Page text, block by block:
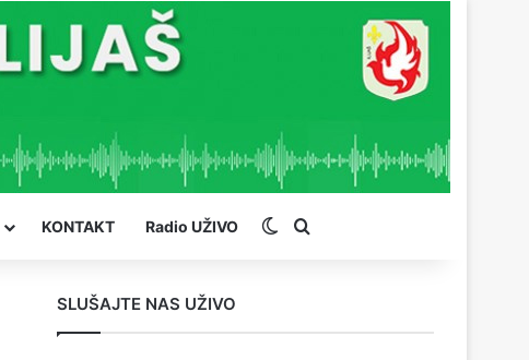
KONTAKT Radio UŽIVO Switch skin
SLUŠAJTE NAS UŽIVO